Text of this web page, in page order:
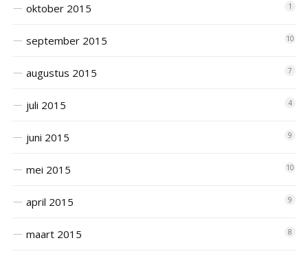
oktober 2015 1
september 2015 10
augustus 2015 7
juli 2015 4
juni 2015 9
mei 2015 10
april 2015 9
maart 2015 8